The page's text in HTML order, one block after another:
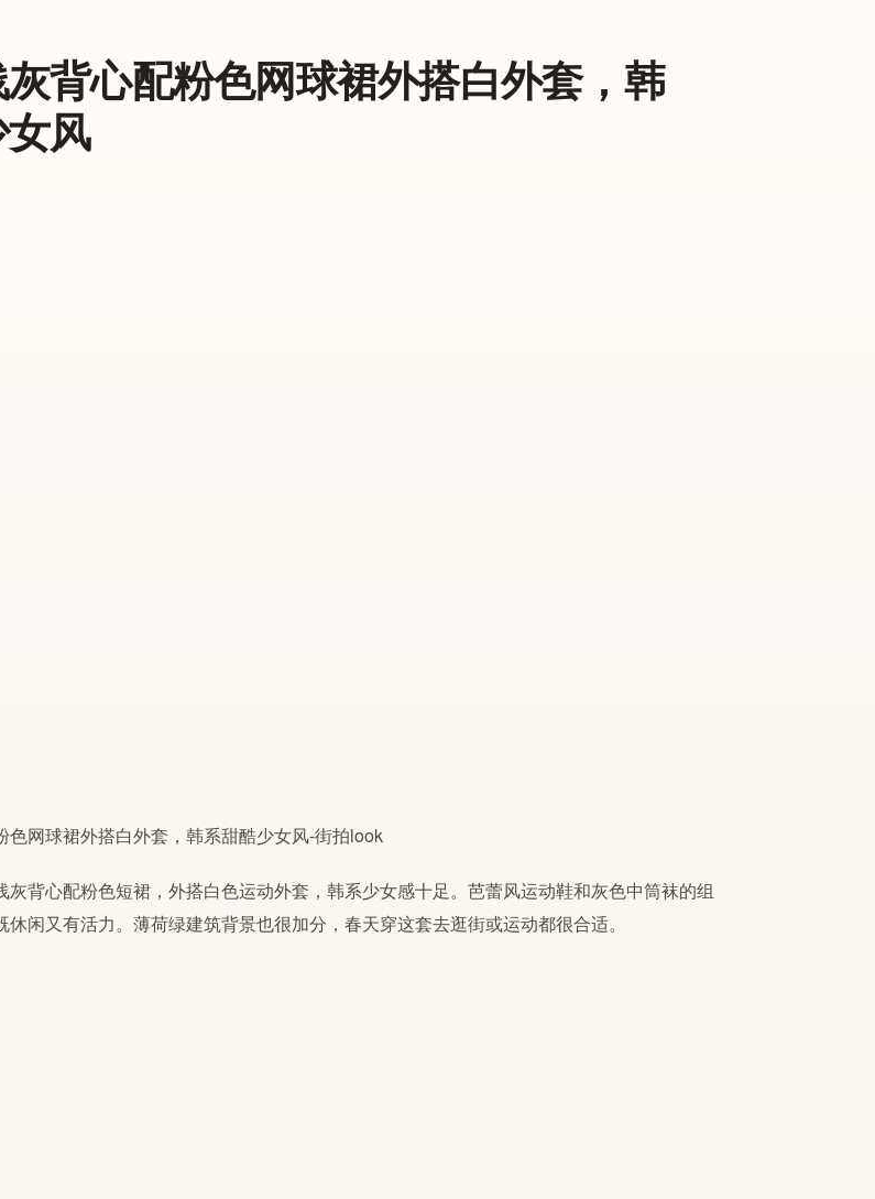
背心配粉色网球裙外搭白外套，韩
风
灰背心配粉色短裙，外搭白色运动外套，韩系少女感十足。芭蕾风运动鞋和灰色中筒袜的组
闲又有活力。薄荷绿建筑背景也很加分，春天穿这套去逛街或运动都很合适。